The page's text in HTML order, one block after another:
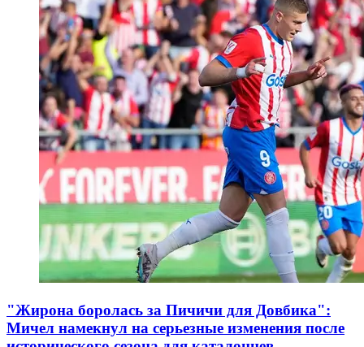
"Жирона боролась за Пичичи для Довбика":
Мичел намекнул на серьезные изменения после